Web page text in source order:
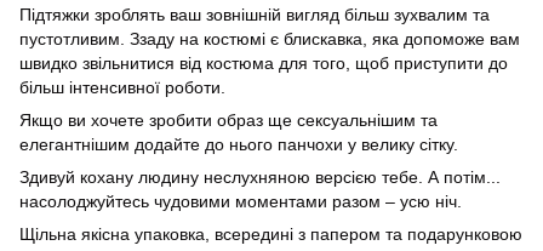
Підтяжки зроблять ваш зовнішній вигляд більш зухвалим та
пустотливим. Ззаду на костюмі є блискавка, яка допоможе вам
швидко звільнитися від костюма для того, щоб приступити до
більш інтенсивної роботи.
Якщо ви хочете зробити образ ще сексуальнішим та
елегантнішим додайте до нього панчохи у велику сітку.
Здивуй кохану людину неслухняною версією тебе. А потім...
насолоджуйтесь чудовими моментами разом – усю ніч.
Щільна якісна упаковка, всередині з папером та подарунковою